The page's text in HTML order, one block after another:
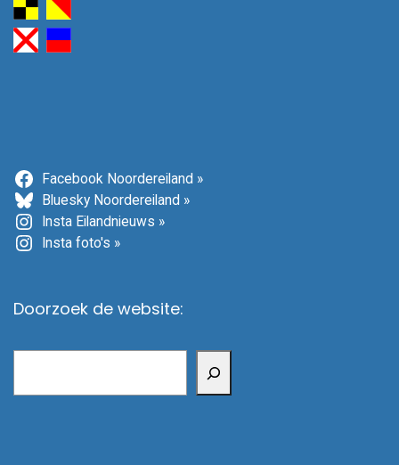
Facebook Noordereiland »
Bluesky Noordereiland »
Insta Eilandnieuws »
Insta foto's »
Doorzoek de website: